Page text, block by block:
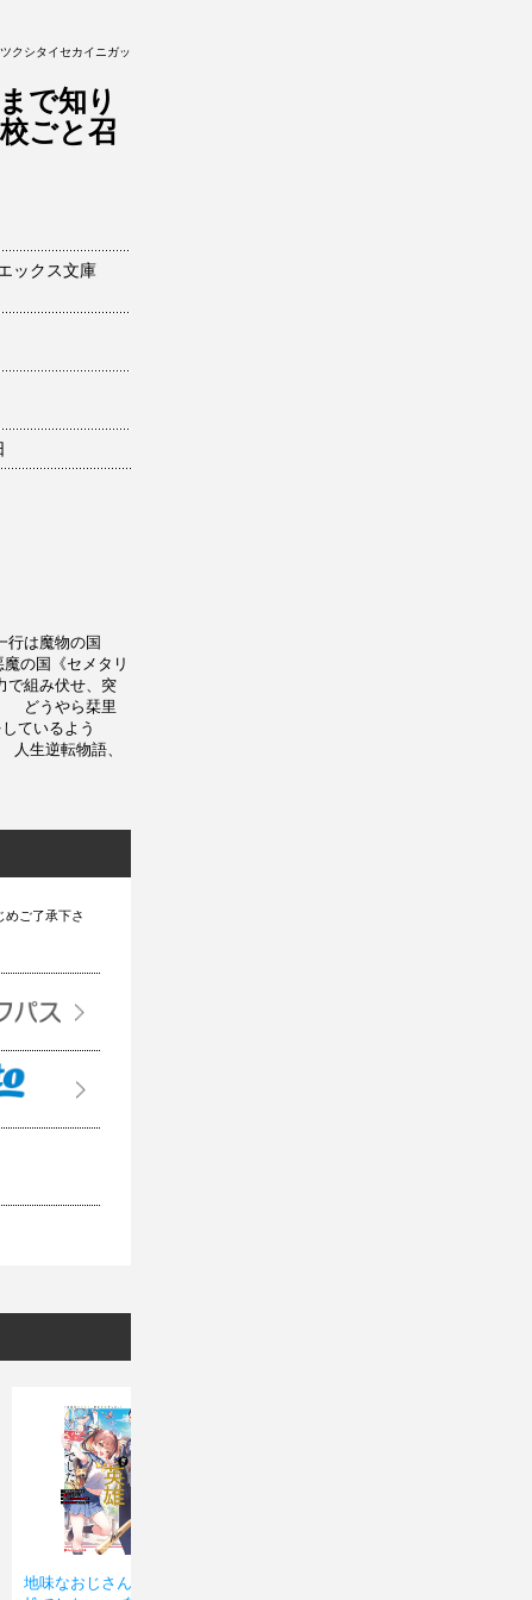
クシタイセカイニガッ
で知り
ごと召
ックス文庫
行は魔物の国
の国《セメタリ
で組み伏せ、突
どうやら栞里
ているよう
生逆転物語、
ご了承下さ
地味なおじさん、実は英